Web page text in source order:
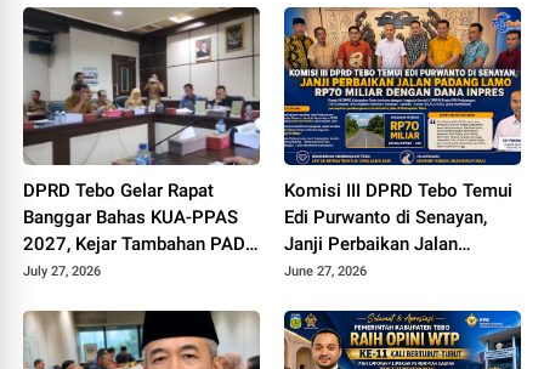
DPRD Tebo Gelar Rapat
Banggar Bahas KUA-PPAS
2027, Kejar Tambahan PAD
dan DBH Sawit
July 27, 2026
Komisi III DPRD Tebo Temui
Edi Purwanto di Senayan,
Janji Perbaikan Jalan
Padang lamo Rp70 Miliar
June 27, 2026